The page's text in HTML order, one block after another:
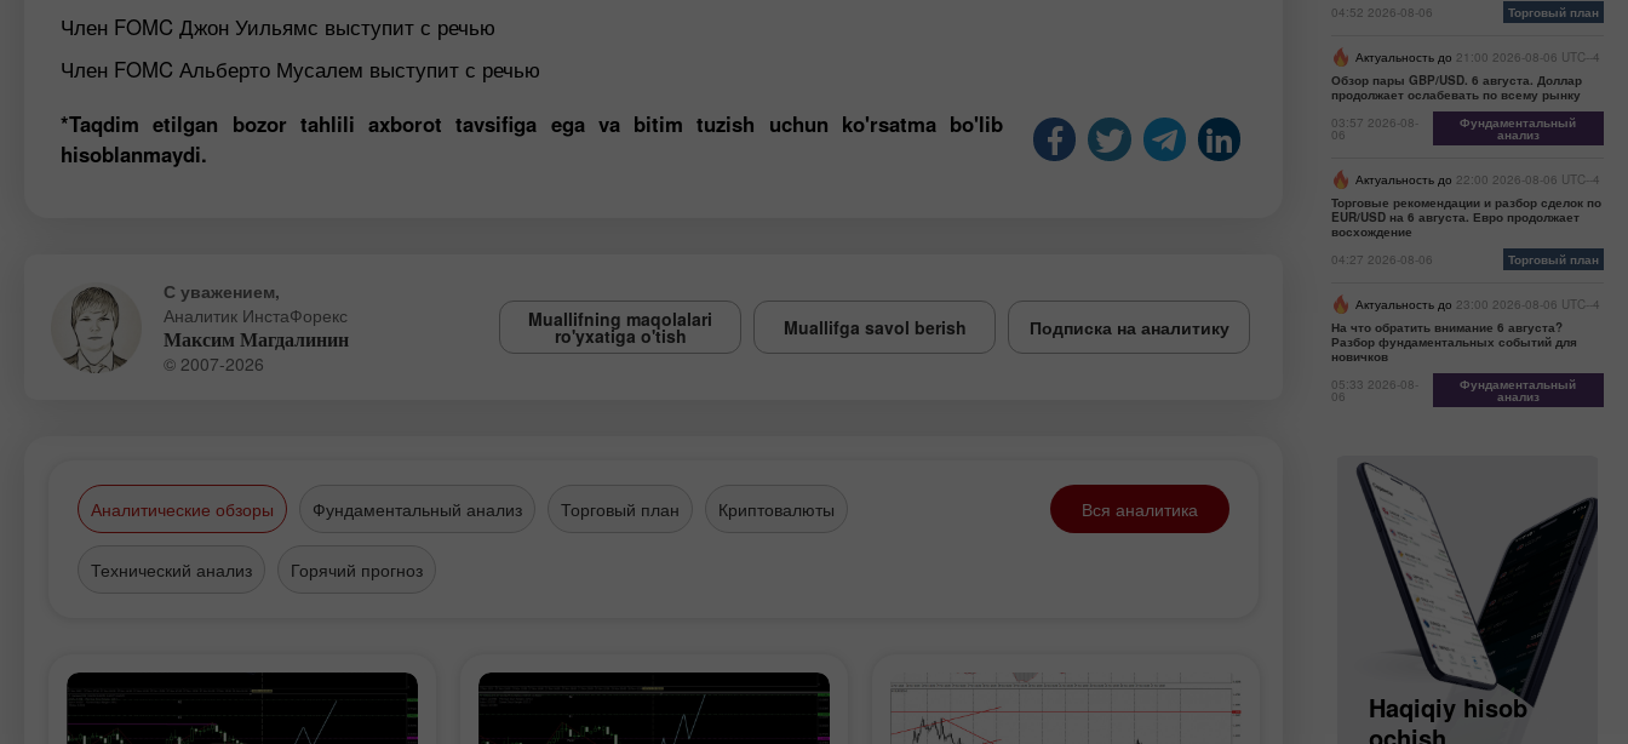
Член FOMC Джон Уильямс выступит с речью
Член FOMC Альберто Мусалем выступит с речью
*Taqdim etilgan bozor tahlili axborot tavsifiga ega va bitim tuzish uchun ko'rsatma bo'lib
hisoblanmaydi.
С уважением,
Аналитик ИнстаФорекс
Максим Магдалинин
© 2007-2026
Muallifning maqolalari
ro'yxatiga o'tish Muallifga savol berish Подписка на аналитику
Аналитические обзоры Фундаментальный анализ Торговый план Криптовалюты
Технический анализ Горячий прогноз
Вся аналитика
04:52 2026-08-06
Торговый план
Актуальность до 21:00 2026-08-06 UTC--4
Обзор пары GBP/USD. 6 августа. Доллар
продолжает ослабевать по всему рынку
03:57 2026-08-
06
Фундаментальный
анализ
Актуальность до 22:00 2026-08-06 UTC--4
Торговые рекомендации и разбор сделок по
EUR/USD на 6 августа. Евро продолжает
восхождение
04:27 2026-08-06
Торговый план
Актуальность до 23:00 2026-08-06 UTC--4
На что обратить внимание 6 августа?
Разбор фундаментальных событий для
новичков
05:33 2026-08-
06
Фундаментальный
анализ
Demo hisob
Haqiqiy hisob
Demo hisob
Haqiqiy hisob